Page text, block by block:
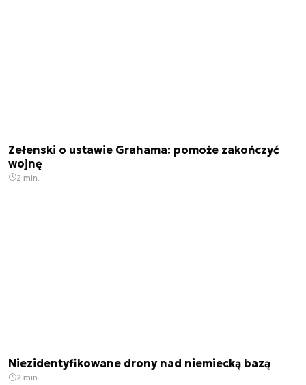
Zełenski o ustawie Grahama: pomoże zakończyć
wojnę
2 min.
Niezidentyfikowane drony nad niemiecką bazą
2 min.